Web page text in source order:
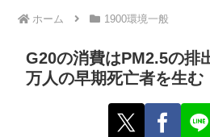
ホーム 1900環境一般
G20の消費はPM2.5の排
万人の早期死亡者を生む